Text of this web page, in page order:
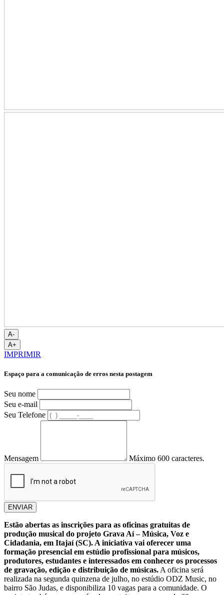
A-
A+
IMPRIMIR
Espaço para a comunicação de erros nesta postagem
Seu nome
Seu e-mail
Seu Telefone
Mensagem Máximo 600 caracteres.
ENVIAR
Estão abertas as inscrições para as oficinas gratuitas de
produção musical do projeto Grava Aí – Música, Voz e
Cidadania, em Itajaí (SC). A iniciativa vai oferecer uma
formação presencial em estúdio profissional para músicos,
produtores, estudantes e interessados em conhecer os processos
de gravação, edição e distribuição de músicas.A oficina será
realizada na segunda quinzena de julho, no estúdio ODZ Music, no
bairro São Judas, e disponibiliza 10 vagas para a comunidade. O